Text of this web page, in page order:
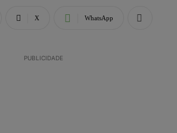
X WhatsApp
PUBLICIDADE